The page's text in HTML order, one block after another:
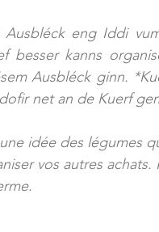
eng Iddi
besser kanns
Ausbléck ginn.
net an de Kuerf
idée des légumes
vos autres